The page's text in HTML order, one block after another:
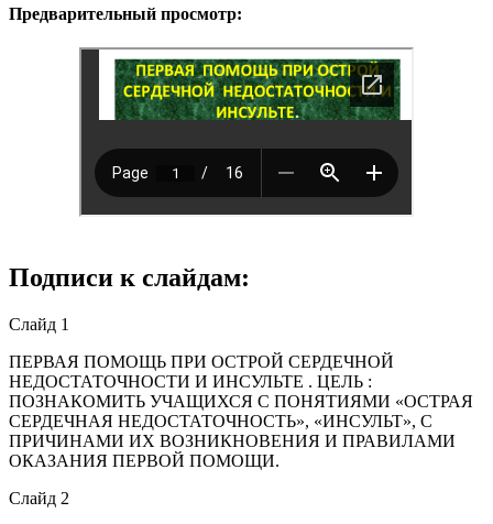
Предварительный просмотр:
Подписи к слайдам:
Слайд 1
ПЕРВАЯ ПОМОЩЬ ПРИ ОСТРОЙ СЕРДЕЧНОЙ
НЕДОСТАТОЧНОСТИ И ИНСУЛЬТЕ . ЦЕЛЬ :
ПОЗНАКОМИТЬ УЧАЩИХСЯ С ПОНЯТИЯМИ «ОСТРАЯ
СЕРДЕЧНАЯ НЕДОСТАТОЧНОСТЬ», «ИНСУЛЬТ», С
ПРИЧИНАМИ ИХ ВОЗНИКНОВЕНИЯ И ПРАВИЛАМИ
ОКАЗАНИЯ ПЕРВОЙ ПОМОЩИ.
Слайд 2